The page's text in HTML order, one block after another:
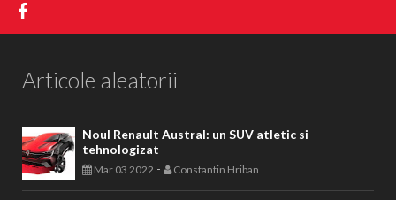
Articole aleatorii
Noul Renault Austral: un SUV atletic si
tehnologizat
Mar 03 2022 - Constantin Hriban